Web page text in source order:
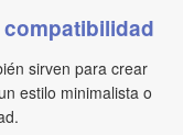
sirven para crear
estilo minimalista o